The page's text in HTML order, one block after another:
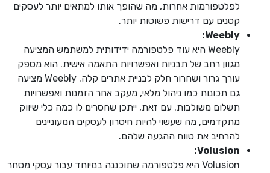
לפלטפורמות אחרות, מה שהופך אותו למתאים יותר לעסקים
קטנים עם דרישות פשוטות יותר.
Weebly
:
Weebly היא עוד פלטפורמה ידידותית למשתמש המציעה
מגוון רחב של תבניות ואפשרויות התאמה אישית. הוא מספק
עורך גרור ושחרור חלק לבניית אתרים קלה. Weebly מציעה
גם תכונות כמו ניהול מלאי, מעקב אחר הזמנות ואפשרויות
תשלום משולבות. עם זאת, ייתכן שחסרים לו כמה כלי שיווק
מתקדמים, מה שעשוי להיות חיסרון לעסקים המעוניינים
להרחיב את טווח ההגעה שלהם.
Volusion
:
Volusion היא פלטפורמה שתוכננה במיוחד עבור עסקי מסחר